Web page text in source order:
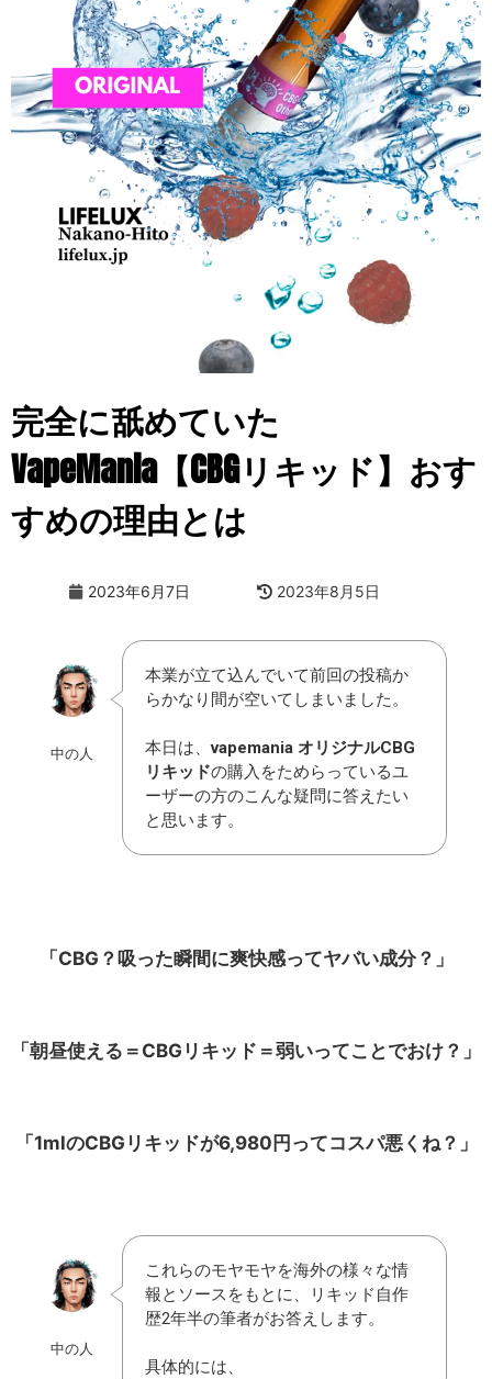
完全に舐めていた
VapeMania【CBGリキッド】おす
すめの理由とは
2023年6月7日 2023年8月5日
本業が立て込んでいて前回の投稿か
らかなり間が空いてしまいました。
本日は、vapemania オリジナルCBG
リキッドの購入をためらっているユ
ーザーの方のこんな疑問に答えたい
と思います。
中の人
「CBG？吸った瞬間に爽快感ってヤバい成分？」
「朝昼使える＝CBGリキッド＝弱いってことでおけ？」
「1mlのCBGリキッドが6,980円ってコスパ悪くね？」
これらのモヤモヤを海外の様々な情
報とソースをもとに、リキッド自作
歴2年半の筆者がお答えします。
具体的には、
中の人